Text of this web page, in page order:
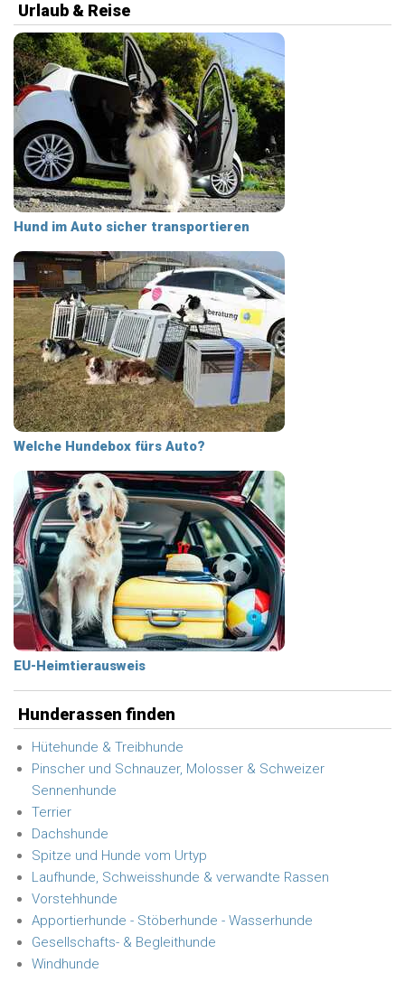
Urlaub & Reise
Hund im Auto sicher transportieren
Welche Hundebox fürs Auto?
EU-Heimtierausweis
Hunderassen finden
Hütehunde & Treibhunde
Pinscher und Schnauzer, Molosser & Schweizer
Sennenhunde
Terrier
Dachshunde
Spitze und Hunde vom Urtyp
Laufhunde, Schweisshunde & verwandte Rassen
Vorstehhunde
Apportierhunde - Stöberhunde - Wasserhunde
Gesellschafts- & Begleithunde
Windhunde